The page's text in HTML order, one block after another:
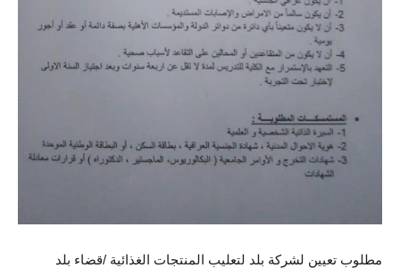
مطلوب تعيين لشركة بلد لتعليب المنتجات الغذائية /قضاء بلد